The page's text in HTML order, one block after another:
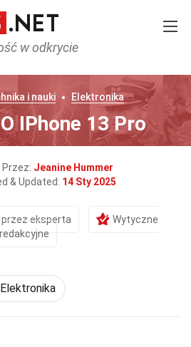
w odkrycie
i nauki Elektronika
IPhone 13 Pro
Przez: Jeanine Hummer
& Updated: 14 Sty 2025
eksperta
Wytyczne
redakcyjne
Elektronika